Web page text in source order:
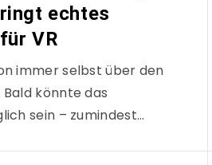
echtes
VR
immer selbst über den
könnte das
sein – zumindest…